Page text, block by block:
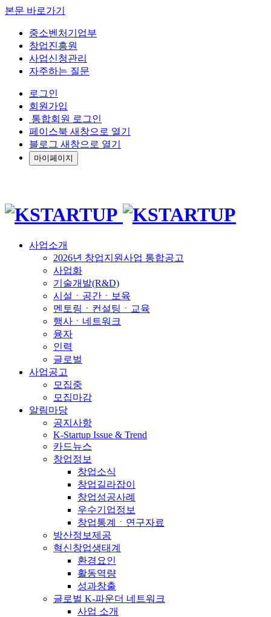
본문 바로가기
중소벤처기업부
창업진흥원
사업신청관리
자주하는 질문
로그인
회원가입
통합회원 로그인
페이스북 새창으로 열기
블로그 새창으로 열기
마이페이지
사업소개
2026년 창업지원사업 통합공고
사업화
기술개발(R&D)
시설ㆍ공간ㆍ보육
멘토링ㆍ컨설팅ㆍ교육
행사ㆍ네트워크
융자
인력
글로벌
사업공고
모집중
모집마감
알림마당
공지사항
K-Startup Issue & Trend
카드뉴스
창업정보
창업소식
창업길라잡이
창업성공사례
우수기업정보
창업통계ㆍ연구자료
방산정보제공
혁신창업생태계
환경요인
활동역량
성과창출
글로벌 K-파운더 네트워크
사업 소개